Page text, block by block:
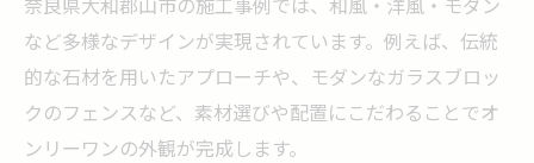
など多様なデザインが実現されています。例えば、伝統
的な石材を用いたアプローチや、モダンなガラスブロッ
クのフェンスなど、素材選びや配置にこだわることでオ
ンリーワンの外観が完成します。